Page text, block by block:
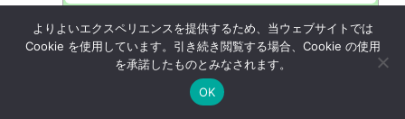
過去の記事
2025年1月
2024年8月
よりよいエクスペリエンスを提供するため、当ウェブサイトでは
Cookie を使用しています。引き続き閲覧する場合、Cookie の使用
を承諾したものとみなされます。
OK